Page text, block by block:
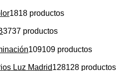
1818 productos
3737 productos
109109 productos
Luz Madrid128128 productos